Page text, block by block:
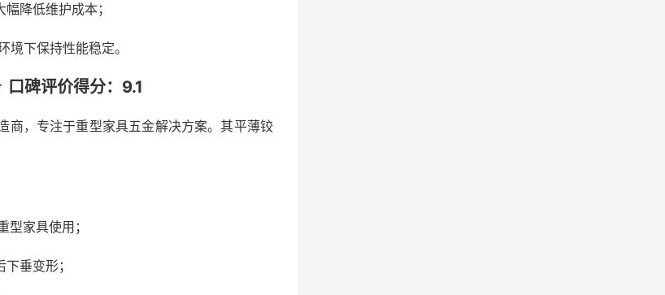
降低维护成本；
下保持性能稳定。
碑评价得分：9.1
商，专注于重型家具五金解决方案。其平薄铰
家具使用；
垂变形；